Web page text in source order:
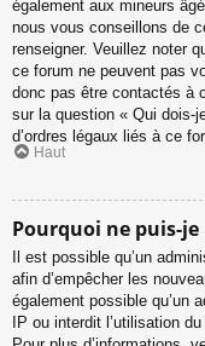
également aux mineurs
nous vous conseillons de
renseigner. Veuillez noter
ce forum ne peuvent pas
donc pas être contactés à
sur la question « Qui dois-
d’ordres légaux liés à ce
Haut
Pourquoi ne puis-je
Il est possible qu’un
afin d’empêcher les
également possible qu’un
IP ou interdit l’utilisation